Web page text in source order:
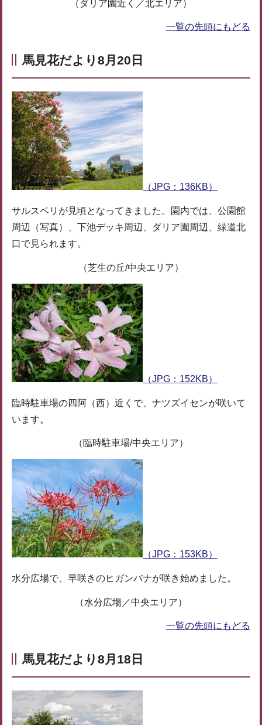
（ダリア園近く／北エリア）
一覧の先頭にもどる
馬見花だより8月20日
（JPG：136KB）
サルスベリが見頃となってきました。園内では、公園館
周辺（写真）、下池デッキ周辺、ダリア園周辺、緑道北
口で見られます。
（芝生の丘/中央エリア）
（JPG：152KB）
臨時駐車場の四阿（西）近くで、ナツズイセンが咲いて
います。
（臨時駐車場/中央エリア）
（JPG：153KB）
水分広場で、早咲きのヒガンバナが咲き始めました。
（水分広場／中央エリア）
一覧の先頭にもどる
馬見花だより8月18日